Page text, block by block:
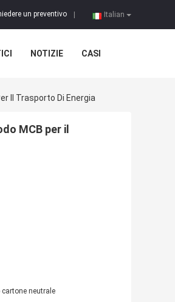
Italian
un preventivo
NOTIZIE CASI
Il Trasporto Di Energia
MCB per il
neutrale